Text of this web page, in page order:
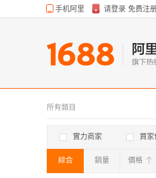
所有類目
實力商家 買家
綜合 銷量 價格